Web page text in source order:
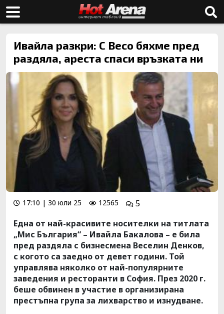
Ивайла разкри: С Весо бяхме пред
раздяла, ареста спаси връзката ни
17:10 | 30 юли 25 12565
5
Една от най-красивите носителки на титлата
„Мис България“ – Ивайла Бакалова – е била
пред раздяла с бизнесмена Веселин Денков,
с когото са заедно от девет години. Той
управлява няколко от най-популярните
заведения и ресторанти в София. През 2020 г.
беше обвинен в участие в организирана
престъпна група за лихварство и изнудване.